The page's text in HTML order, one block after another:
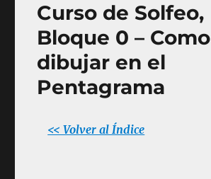
Curso de Solfeo,
Bloque 0 – Como
dibujar en el
Pentagrama
<< Volver al Índice